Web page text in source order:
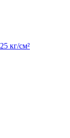
кг/см²